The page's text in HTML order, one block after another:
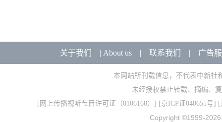
关于我们 | About us| 联系我们 | 广告
本网站所刊载信息，不代表中新社
未经授权禁止转载、摘编、
[ 网上传播视听节目许可证（0106168） ] [京ICP证040655号] [
Copyright ©1999-